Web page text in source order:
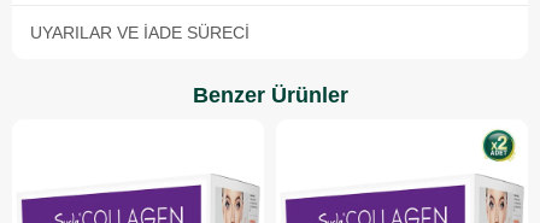
UYARILAR VE İADE SÜRECI
Benzer Ürünler